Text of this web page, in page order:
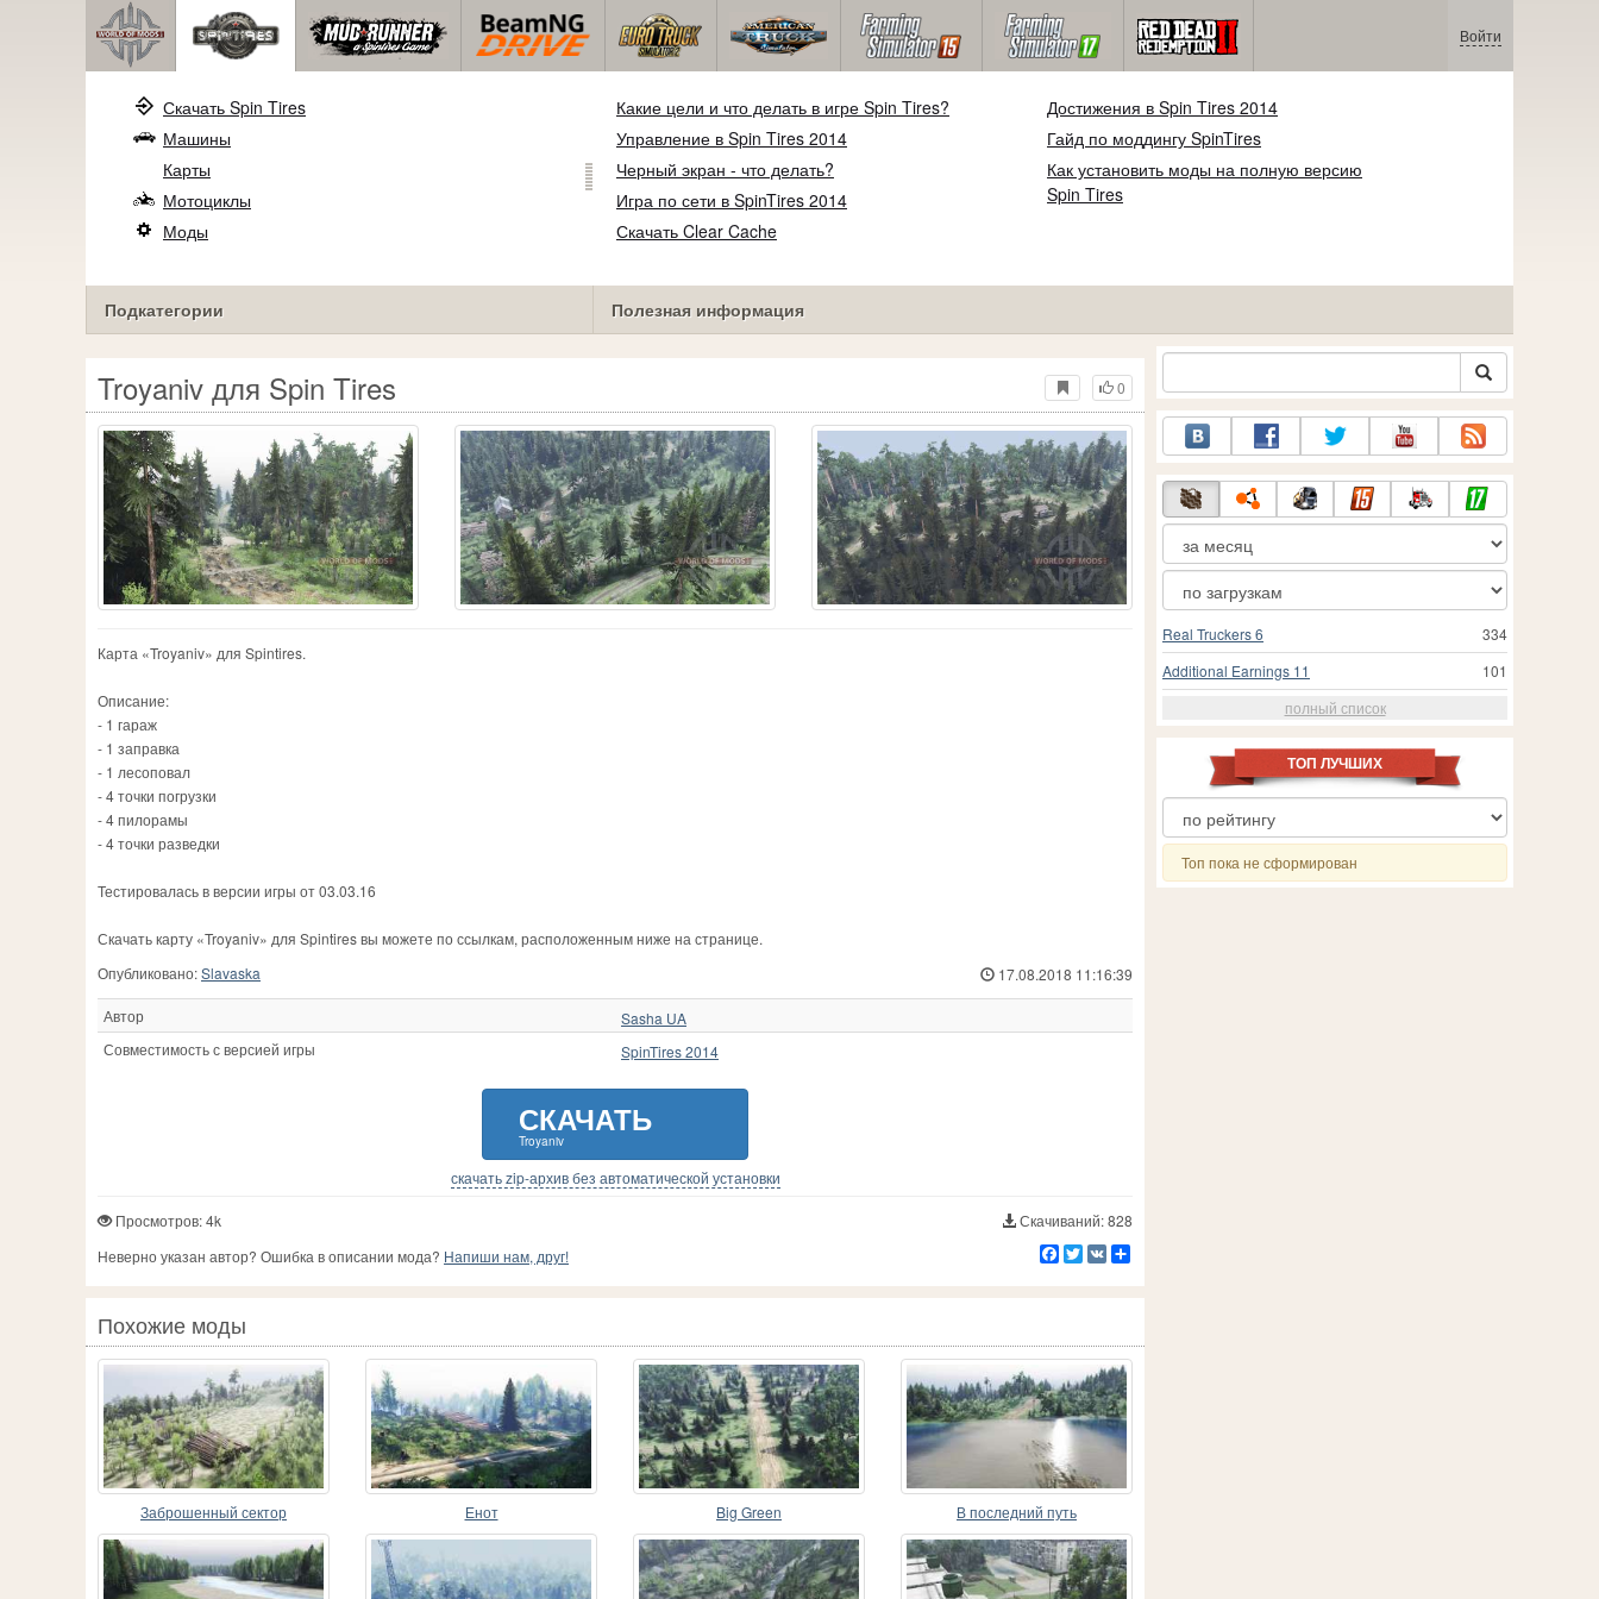
Войти
Скачать Spin Tires
Машины
Карты
Мотоциклы
Моды
Подкатегории
Какие цели и что делать в игре Spin Tires?
Управление в Spin Tires 2014
Черный экран - что делать?
Игра по сети в SpinTires 2014
Скачать Clear Cache
Достижения в Spin Tires 2014
Гайд по моддингу SpinTires
Как установить моды на полную версию
Spin Tires
Полезная информация
0
Troyaniv для Spin Tires
Карта «Troyaniv» для Spintires.
Описание:
- 1 гараж
- 1 заправка
- 1 лесоповал
- 4 точки погрузки
- 4 пилорамы
- 4 точки разведки
Тестировалась в версии игры от 03.03.16
Скачать карту «Troyaniv» для Spintires вы можете по ссылкам, расположенным ниже на странице.
Опубликовано:Slavaska 17.08.2018 11:16:39
Автор
Sasha UA
Совместимость с версией игры
SpinTires 2014
СКАЧАТЬ
Troyaniv
скачать zip-архив без автоматической установки
Просмотров: 4k
Скачиваний: 828
Неверно указан автор? Ошибка в описании мода? Напиши нам, друг! Facebook
Twitter
VK
Похожие моды
Заброшенный сектор Енот Big Green В последний путь
334
Real Truckers 6
101
Additional Earnings 11
полный список
ТОП ЛУЧШИХ
Топ пока не сформирован